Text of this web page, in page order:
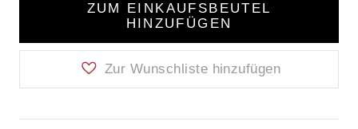
ZUM EINKAUFSBEUTEL
HINZUFÜGEN
Zur Wunschliste hinzufügen